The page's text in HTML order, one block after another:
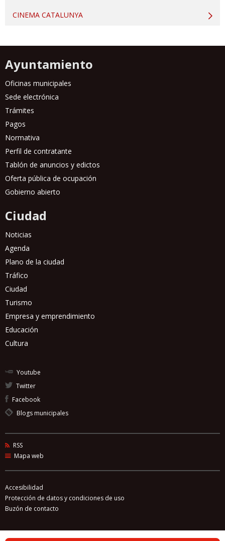
CINEMA CATALUNYA
Ayuntamiento
Oficinas municipales
Sede electrónica
Trámites
Pagos
Normativa
Perfil de contratante
Tablón de anuncios y edictos
Oferta pública de ocupación
Gobierno abierto
Ciudad
Noticias
Agenda
Plano de la ciudad
Tráfico
Ciudad
Turismo
Empresa y emprendimiento
Educación
Cultura
Youtube
Twitter
Facebook
Blogs municipales
RSS
Mapa web
Accesibilidad
Protección de datos y condiciones de uso
Buzón de contacto